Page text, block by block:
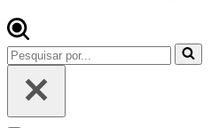
Pesquisar
por...